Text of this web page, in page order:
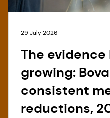
29 July 2026
The evidence
growing:
consistent
reductions,